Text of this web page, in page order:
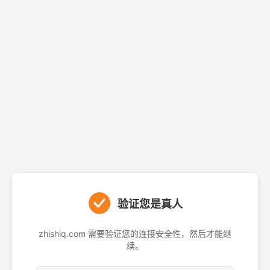
验证您是真人
zhishiq.com 需要验证您的连接安全性，然后才能继
续。